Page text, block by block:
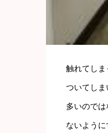
触れてし
ついてし
多いので
ないように